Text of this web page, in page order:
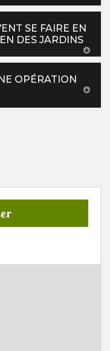
SE FAIRE EN
DES JARDINS
OPÉRATION